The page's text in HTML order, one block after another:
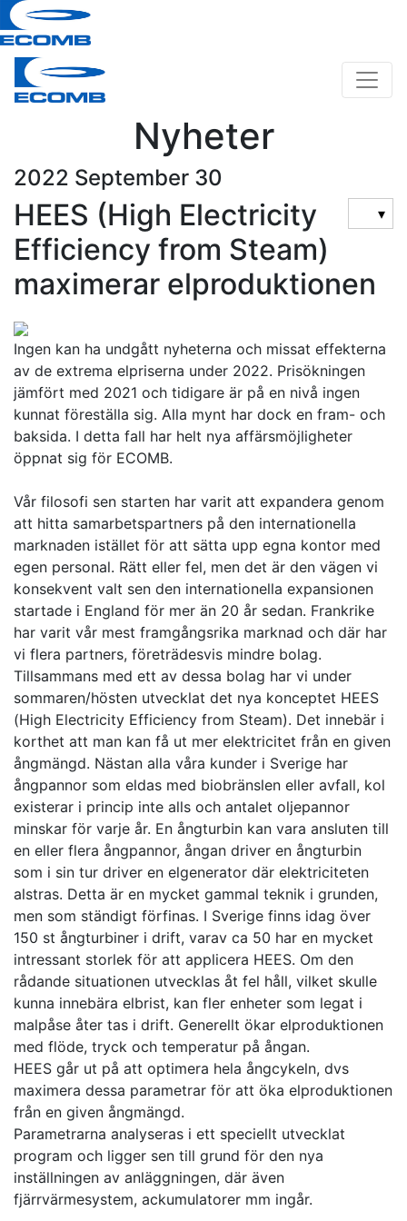
Nyheter
2022 September 30
▾
HEES (High Electricity
Efficiency from Steam)
maximerar elproduktionen
Ingen kan ha undgått nyheterna och missat effekterna
av de extrema elpriserna under 2022. Prisökningen
jämfört med 2021 och tidigare är på en nivå ingen
kunnat föreställa sig. Alla mynt har dock en fram- och
baksida. I detta fall har helt nya affärsmöjligheter
öppnat sig för ECOMB.
Vår filosofi sen starten har varit att expandera genom
att hitta samarbetspartners på den internationella
marknaden istället för att sätta upp egna kontor med
egen personal. Rätt eller fel, men det är den vägen vi
konsekvent valt sen den internationella expansionen
startade i England för mer än 20 år sedan. Frankrike
har varit vår mest framgångsrika marknad och där har
vi flera partners, företrädesvis mindre bolag.
Tillsammans med ett av dessa bolag har vi under
sommaren/hösten utvecklat det nya konceptet HEES
(High Electricity Efficiency from Steam). Det innebär i
korthet att man kan få ut mer elektricitet från en given
ångmängd. Nästan alla våra kunder i Sverige har
ångpannor som eldas med biobränslen eller avfall, kol
existerar i princip inte alls och antalet oljepannor
minskar för varje år. En ångturbin kan vara ansluten till
en eller flera ångpannor, ångan driver en ångturbin
som i sin tur driver en elgenerator där elektriciteten
alstras. Detta är en mycket gammal teknik i grunden,
men som ständigt förfinas. I Sverige finns idag över
150 st ångturbiner i drift, varav ca 50 har en mycket
intressant storlek för att applicera HEES. Om den
rådande situationen utvecklas åt fel håll, vilket skulle
kunna innebära elbrist, kan fler enheter som legat i
malpåse åter tas i drift. Generellt ökar elproduktionen
med flöde, tryck och temperatur på ångan.
HEES går ut på att optimera hela ångcykeln, dvs
maximera dessa parametrar för att öka elproduktionen
från en given ångmängd.
Parametrarna analyseras i ett speciellt utvecklat
program och ligger sen till grund för den nya
inställningen av anläggningen, där även
fjärrvärmesystem, ackumulatorer mm ingår.